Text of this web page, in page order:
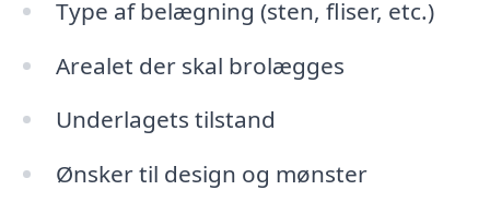
Type af belægning (sten, fliser, etc.)
Arealet der skal brolægges
Underlagets tilstand
Ønsker til design og mønster